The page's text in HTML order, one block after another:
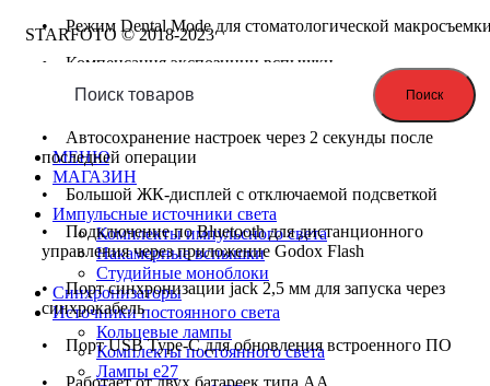
• Режим Dental Mode для стоматологической
• Компенсация экспозиции вспышки
• Управление пилотным светом
• Автосохранение настроек через 2 секунды после
последней операции
• Большой ЖК-дисплей с отключаемой подсветкой
• Подключение по Bluetooth для дистанционного
управления через приложение Godox Flash
• Порт синхронизации jack 2,5 мм для запуска через
синхрокабель
• Порт USB Type-C для обновления встроенного ПО
STARFOTO © 2018-2023
Поиск
МЕНЮ
МАГАЗИН
Импульсные источники света
Комплекты импульсного света
Накамерные вспышки
Студийные моноблоки
Синхронизаторы
Источники постоянного света
Кольцевые лампы
Комплекты постоянного света
Лампы e27